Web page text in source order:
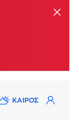
ΚΑΙΡΟΣ